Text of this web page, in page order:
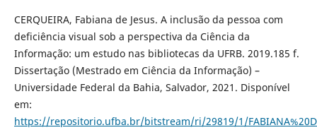
CERQUEIRA, Fabiana de Jesus. A inclusão da pessoa com
deficiência visual sob a perspectiva da Ciência da
Informação: um estudo nas bibliotecas da UFRB. 2019.185 f.
Dissertação (Mestrado em Ciência da Informação) –
Universidade Federal da Bahia, Salvador, 2021. Disponível
em:
https://repositorio.ufba.br/bitstream/ri/29819/1/